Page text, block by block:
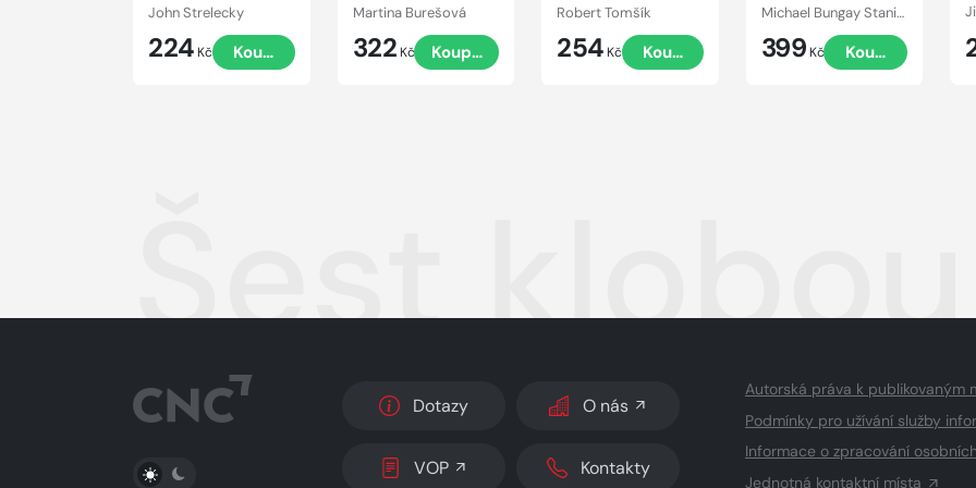
John Strelecky
224 Kč Koupit
penězích
Martina Burešová
322 Kč Koupit
Robert Tomšík
254 Kč Koupit
Michael Bungay Stanier
399 Kč Koupit
Šest
PŘEPNOUT SVĚTLÝ/TMAVÝ REŽIM
Dotazy O nás
VOP Kontakty
Autorská práva k publikovaným
Podmínky pro užívání služby
Informace o zpracování
Jednotná kontaktní místa